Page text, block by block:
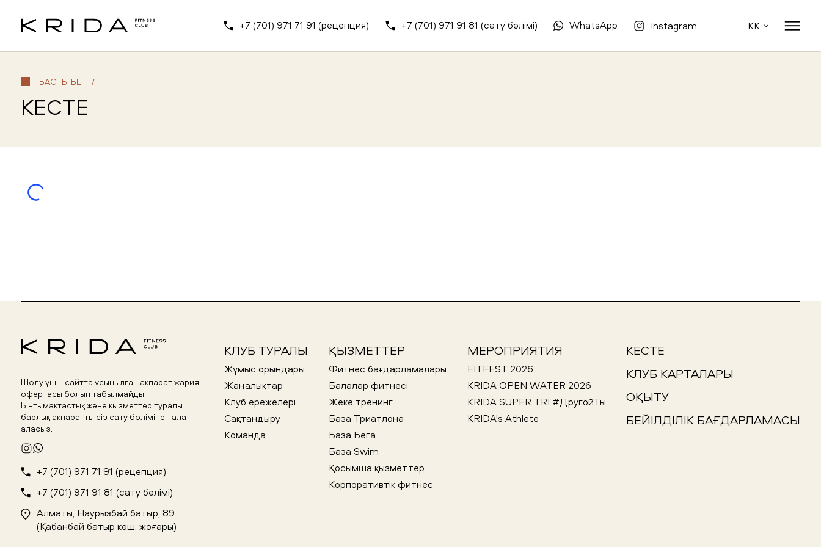
+7 (701) 971 71 91 (рецепция) +7 (701) 971 91 81 (сату бөлімі) WhatsApp Instagram KK
БАСТЫ БЕТ /
КЕСТЕ
Шолу үшін сайтта ұсынылған ақпарат жария
офертасы болып табылмайды.
Ынтымақтастық және қызметтер туралы
барлық ақпаратты сіз сату бөлімінен ала
аласыз.
+7 (701) 971 71 91 (рецепция)
+7 (701) 971 91 81 (сату бөлімі)
Алматы, Наурызбай батыр, 89
(Қабанбай батыр көш. жоғары)
КЛУБ ТУРАЛЫ
Жұмыс орындары
Жаңалықтар
Клуб ережелері
Сақтандыру
Команда
ҚЫЗМЕТТЕР
Фитнес бағдарламалары
Балалар фитнесi
Жеке тренинг
База Триатлона
База Бега
База Swim
Қосымша қызметтер
Корпоративтік фитнес
МЕРОПРИЯТИЯ
FITFEST 2026
KRIDA OPEN WATER 2026
KRIDA SUPER TRI #ДругойТы
KRIDA's Athlete
КЕСТЕ
КЛУБ КАРТАЛАРЫ
ОҚЫТУ
БЕЙІЛДІЛІК БАҒДАРЛАМАСЫ